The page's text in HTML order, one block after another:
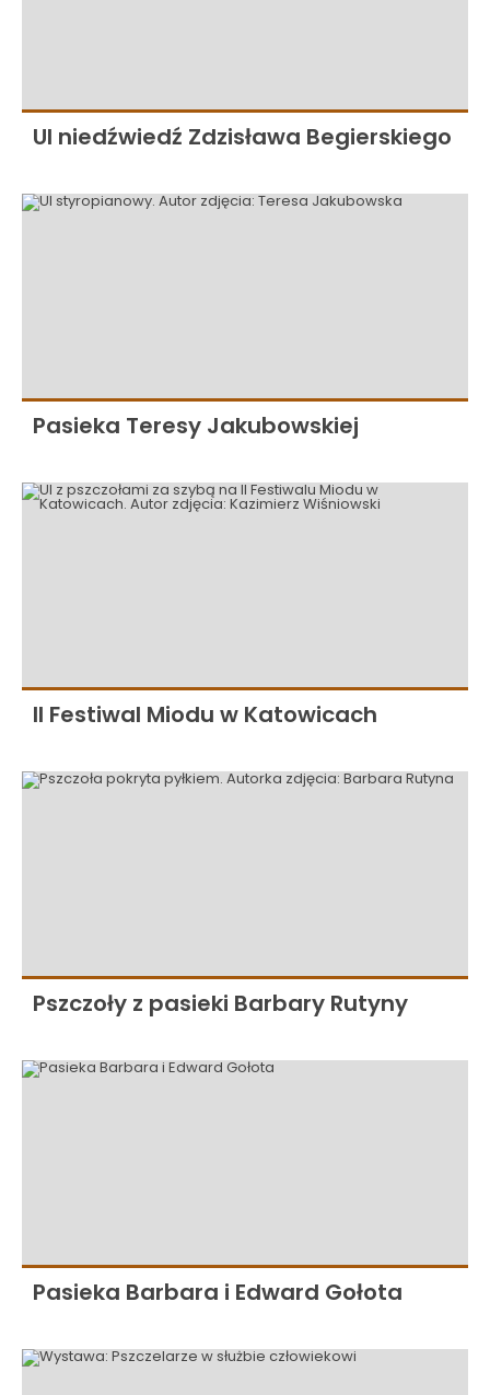
Ul niedźwiedź Zdzisława Begierskiego
Pasieka Teresy Jakubowskiej
II Festiwal Miodu w Katowicach
Pszczoły z pasieki Barbary Rutyny
Pasieka Barbara i Edward Gołota